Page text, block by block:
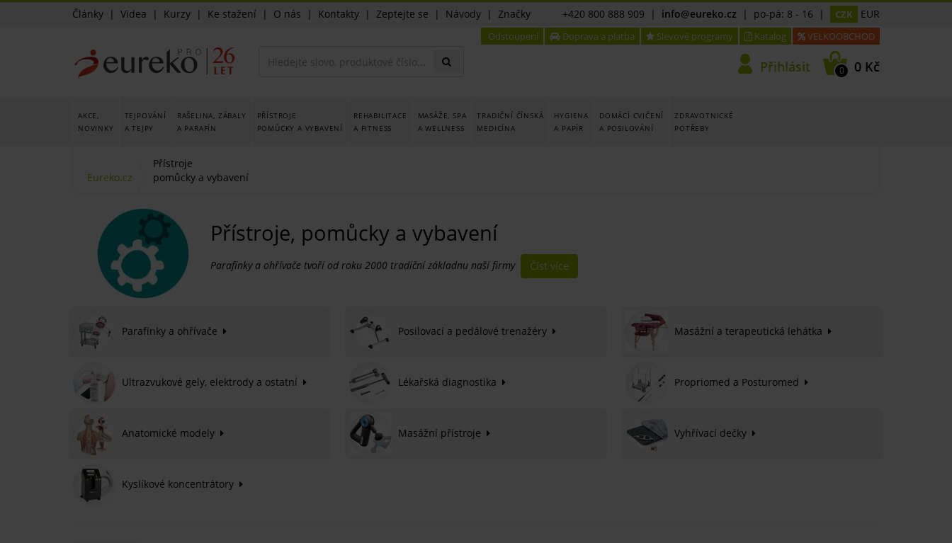
Články | Videa | Kurzy | Ke stažení | O nás | Kontakty | Zeptejte se | Návody | Značky +420 800 888 909 | info@eureko.cz | po-pá: 8 - 16 | CZK EUR
Odstoupení Doprava a platba Slevové programy Katalog VELKOOBCHOD
Přihlásit 0 0 Kč
AKCE,
NOVINKY
TEJPOVÁNÍ
A TEJPY
RAŠELINA, ZÁBALY
A PARAFÍN
PŘÍSTROJE
POMŮCKY A VYBAVENÍ
REHABILITACE
A FITNESS
MASÁŽE, SPA
A WELLNESS
TRADIČNÍ ČÍNSKÁ
MEDICÍNA
HYGIENA
A PAPÍR
DOMÁCÍ CVIČENÍ
A POSILOVÁNÍ
ZDRAVOTNICKÉ
POTŘEBY
Eureko.cz
Přístroje
pomůcky a vybavení
Přístroje, pomůcky a vybavení
Parafínky a ohřívače tvoří od roku 2000 tradiční základnu naší firmy Číst více
Parafínky a ohřívače Posilovací a pedálové trenažéry Masážní a terapeutická lehátka
Ultrazvukové gely, elektrody a ostatní Lékařská diagnostika Propriomed a Posturomed
Anatomické modely Masážní přístroje Vyhřívací dečky
Kyslíkové koncentrátory